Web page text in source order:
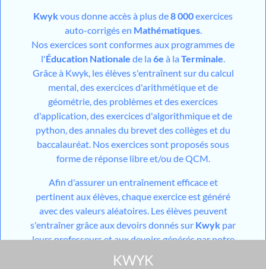
Kwykvous donne accès à plus de8 000exercices
auto-corrigés en Mathématiques.
Nos exercices sont conformes aux programmes de
l'Éducation Nationale de la 6e à la Terminale.
Grâce à Kwyk, les élèves s'entraînent sur du calcul
mental, des exercices d'arithmétique et de
géométrie, des problèmes et des exercices
d'application, des exercices d'algorithmique et de
python, des annales du brevet des collèges et du
baccalauréat. Nos exercices sont proposés sous
forme de réponse libre et/ou de QCM.
Afin d'assurer un entraînement efficace et
pertinent aux élèves, chaque exercice est généré
avec des valeurs aléatoires. Les élèves peuvent
s'entraîner grâce aux devoirs donnés sur Kwyk par
leurs professeurs et aux devoirs générés par notre
mais aussi grâce aux différents
KWYK